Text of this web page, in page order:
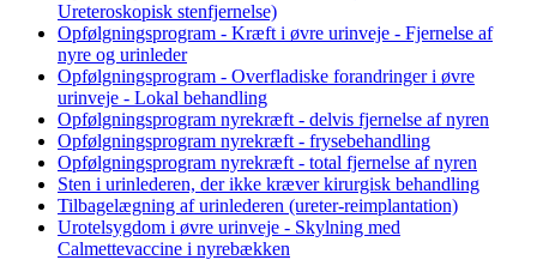
Ureteroskopisk stenfjernelse)
Opfølgningsprogram - Kræft i øvre urinveje - Fjernelse af
nyre og urinleder
Opfølgningsprogram - Overfladiske forandringer i øvre
urinveje - Lokal behandling
Opfølgningsprogram nyrekræft - delvis fjernelse af nyren
Opfølgningsprogram nyrekræft - frysebehandling
Opfølgningsprogram nyrekræft - total fjernelse af nyren
Sten i urinlederen, der ikke kræver kirurgisk behandling
Tilbagelægning af urinlederen (ureter-reimplantation)
Urotelsygdom i øvre urinveje - Skylning med
Calmettevaccine i nyrebækken